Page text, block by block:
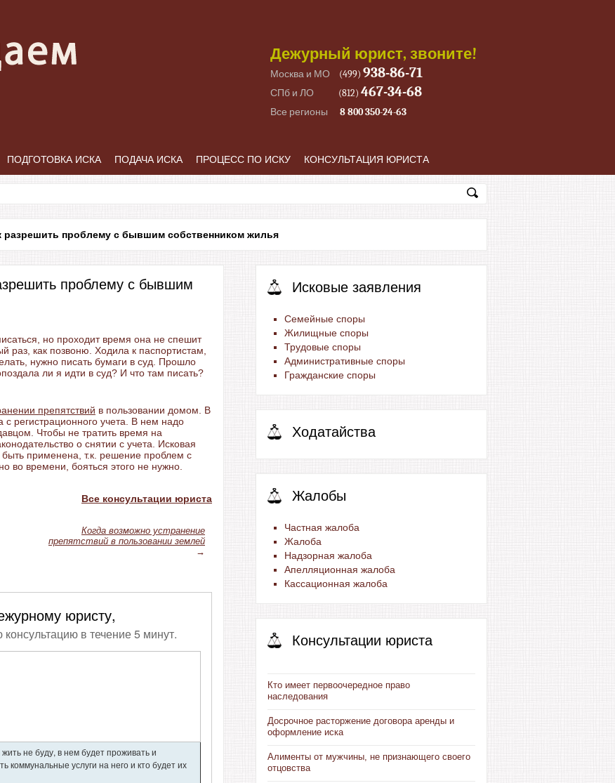
Дежурный юрист, звоните!
Москва и МО (499) 938-86-71
СПб и ЛО (812) 467-34-68
Все регионы 8 800 350-24-63
ПОДГОТОВКА ИСКА ПОДАЧА ИСКА ПРОЦЕСС ПО ИСКУ КОНСУЛЬТАЦИЯ ЮРИСТА
разрешить проблему с бывшим собственником жилья
проблему с бывшим
но проходит время она не спешит
раз, как позвоню. Ходила к паспортистам,
нужно писать бумаги в суд. Прошло
ли я идти в суд? И что там писать?
препятствий в пользовании домом. В
с регистрационного учета. В нем надо
Чтобы не тратить время на
о снятии с учета. Исковая
применена, т.к. решение проблем с
во времени, бояться этого не нужно.
Все консультации юриста
Когда возможно устранение
препятствий в пользовании землей
→
юристу,
в течение 5 минут.
не буду, в нем будет проживать и
услуги на него и кто будет их
Исковые заявления
Семейные споры
Жилищные споры
Трудовые споры
Административные споры
Гражданские споры
Ходатайства
Жалобы
Частная жалоба
Жалоба
Надзорная жалоба
Апелляционная жалоба
Кассационная жалоба
Консультации юриста
Кто имеет первоочередное право
наследования
Досрочное расторжение договора аренды и
оформление иска
Алименты от мужчины, не признающего своего
отцовства